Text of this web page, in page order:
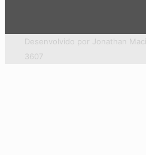
Desenvolvido por Jonathan
3607